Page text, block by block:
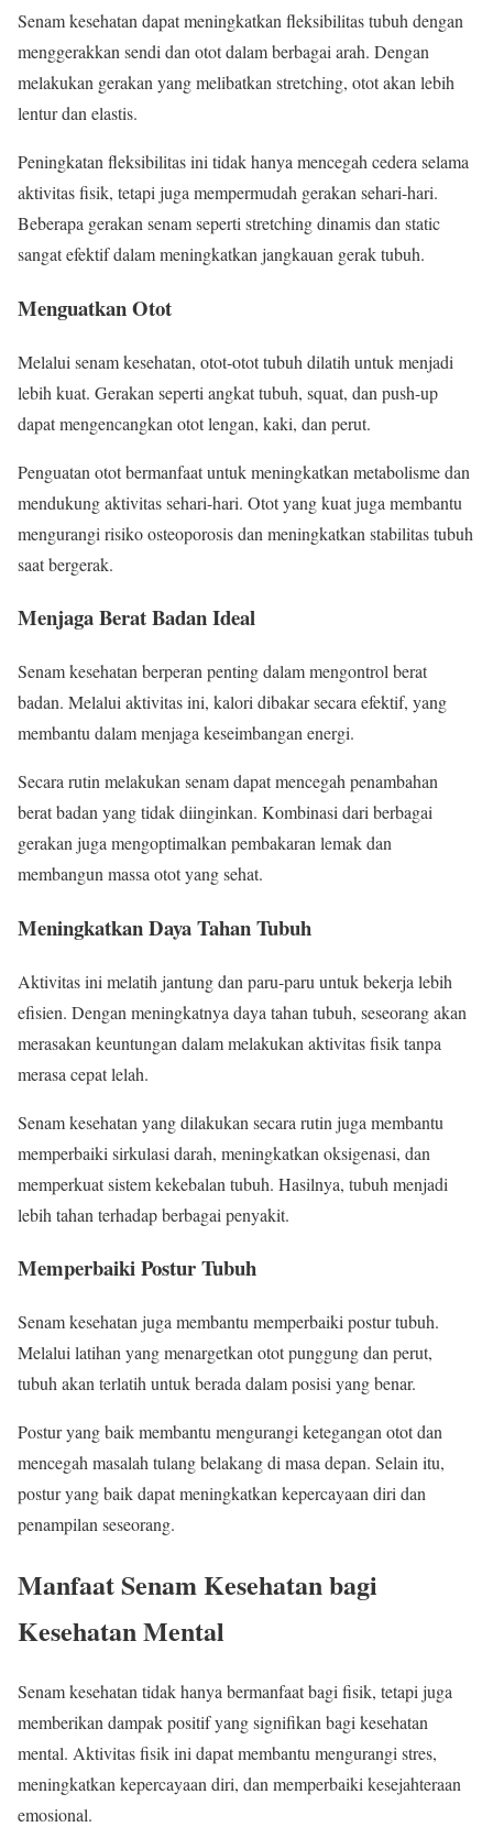
Senam kesehatan dapat meningkatkan fleksibilitas tubuh dengan
menggerakkan sendi dan otot dalam berbagai arah. Dengan
melakukan gerakan yang melibatkan stretching, otot akan lebih
lentur dan elastis.
Peningkatan fleksibilitas ini tidak hanya mencegah cedera selama
aktivitas fisik, tetapi juga mempermudah gerakan sehari-hari.
Beberapa gerakan senam seperti stretching dinamis dan static
sangat efektif dalam meningkatkan jangkauan gerak tubuh.
Menguatkan Otot
Melalui senam kesehatan, otot-otot tubuh dilatih untuk menjadi
lebih kuat. Gerakan seperti angkat tubuh, squat, dan push-up
dapat mengencangkan otot lengan, kaki, dan perut.
Penguatan otot bermanfaat untuk meningkatkan metabolisme dan
mendukung aktivitas sehari-hari. Otot yang kuat juga membantu
mengurangi risiko osteoporosis dan meningkatkan stabilitas tubuh
saat bergerak.
Menjaga Berat Badan Ideal
Senam kesehatan berperan penting dalam mengontrol berat
badan. Melalui aktivitas ini, kalori dibakar secara efektif, yang
membantu dalam menjaga keseimbangan energi.
Secara rutin melakukan senam dapat mencegah penambahan
berat badan yang tidak diinginkan. Kombinasi dari berbagai
gerakan juga mengoptimalkan pembakaran lemak dan
membangun massa otot yang sehat.
Meningkatkan Daya Tahan Tubuh
Aktivitas ini melatih jantung dan paru-paru untuk bekerja lebih
efisien. Dengan meningkatnya daya tahan tubuh, seseorang akan
merasakan keuntungan dalam melakukan aktivitas fisik tanpa
merasa cepat lelah.
Senam kesehatan yang dilakukan secara rutin juga membantu
memperbaiki sirkulasi darah, meningkatkan oksigenasi, dan
memperkuat sistem kekebalan tubuh. Hasilnya, tubuh menjadi
lebih tahan terhadap berbagai penyakit.
Memperbaiki Postur Tubuh
Senam kesehatan juga membantu memperbaiki postur tubuh.
Melalui latihan yang menargetkan otot punggung dan perut,
tubuh akan terlatih untuk berada dalam posisi yang benar.
Postur yang baik membantu mengurangi ketegangan otot dan
mencegah masalah tulang belakang di masa depan. Selain itu,
postur yang baik dapat meningkatkan kepercayaan diri dan
penampilan seseorang.
Manfaat Senam Kesehatan bagi
Kesehatan Mental
Senam kesehatan tidak hanya bermanfaat bagi fisik, tetapi juga
memberikan dampak positif yang signifikan bagi kesehatan
mental. Aktivitas fisik ini dapat membantu mengurangi stres,
meningkatkan kepercayaan diri, dan memperbaiki kesejahteraan
emosional.